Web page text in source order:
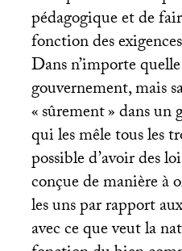
pédagogique et de
fonction des
Dans n’importe
gouvernement, mais
«sûrement» dans un
qui les mêle tous les
possible d’avoir des
conçue de manière à
les uns par rapport
avec ce que veut la